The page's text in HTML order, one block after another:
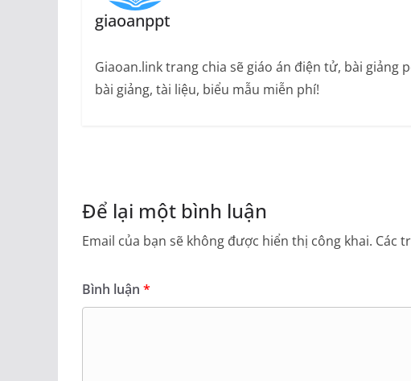
giaoanppt
Giaoan.link trang chia sẽ giáo án điện tử, bài
bài giảng, tài liệu, biểu mẫu miễn phí!
Để lại một bình luận
Email của bạn sẽ không được hiển thị công khai. Các
Bình luận *